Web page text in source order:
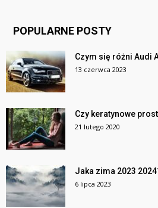
POPULARNE POSTY
Czym się różni Audi
13 czerwca 2023
Czy keratynowe
21 lutego 2020
Jaka zima 2023
6 lipca 2023